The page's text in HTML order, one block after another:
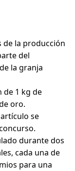
de la producción
del
la granja
de 1 kg de
oro.
se
durante dos
cada una de
para una